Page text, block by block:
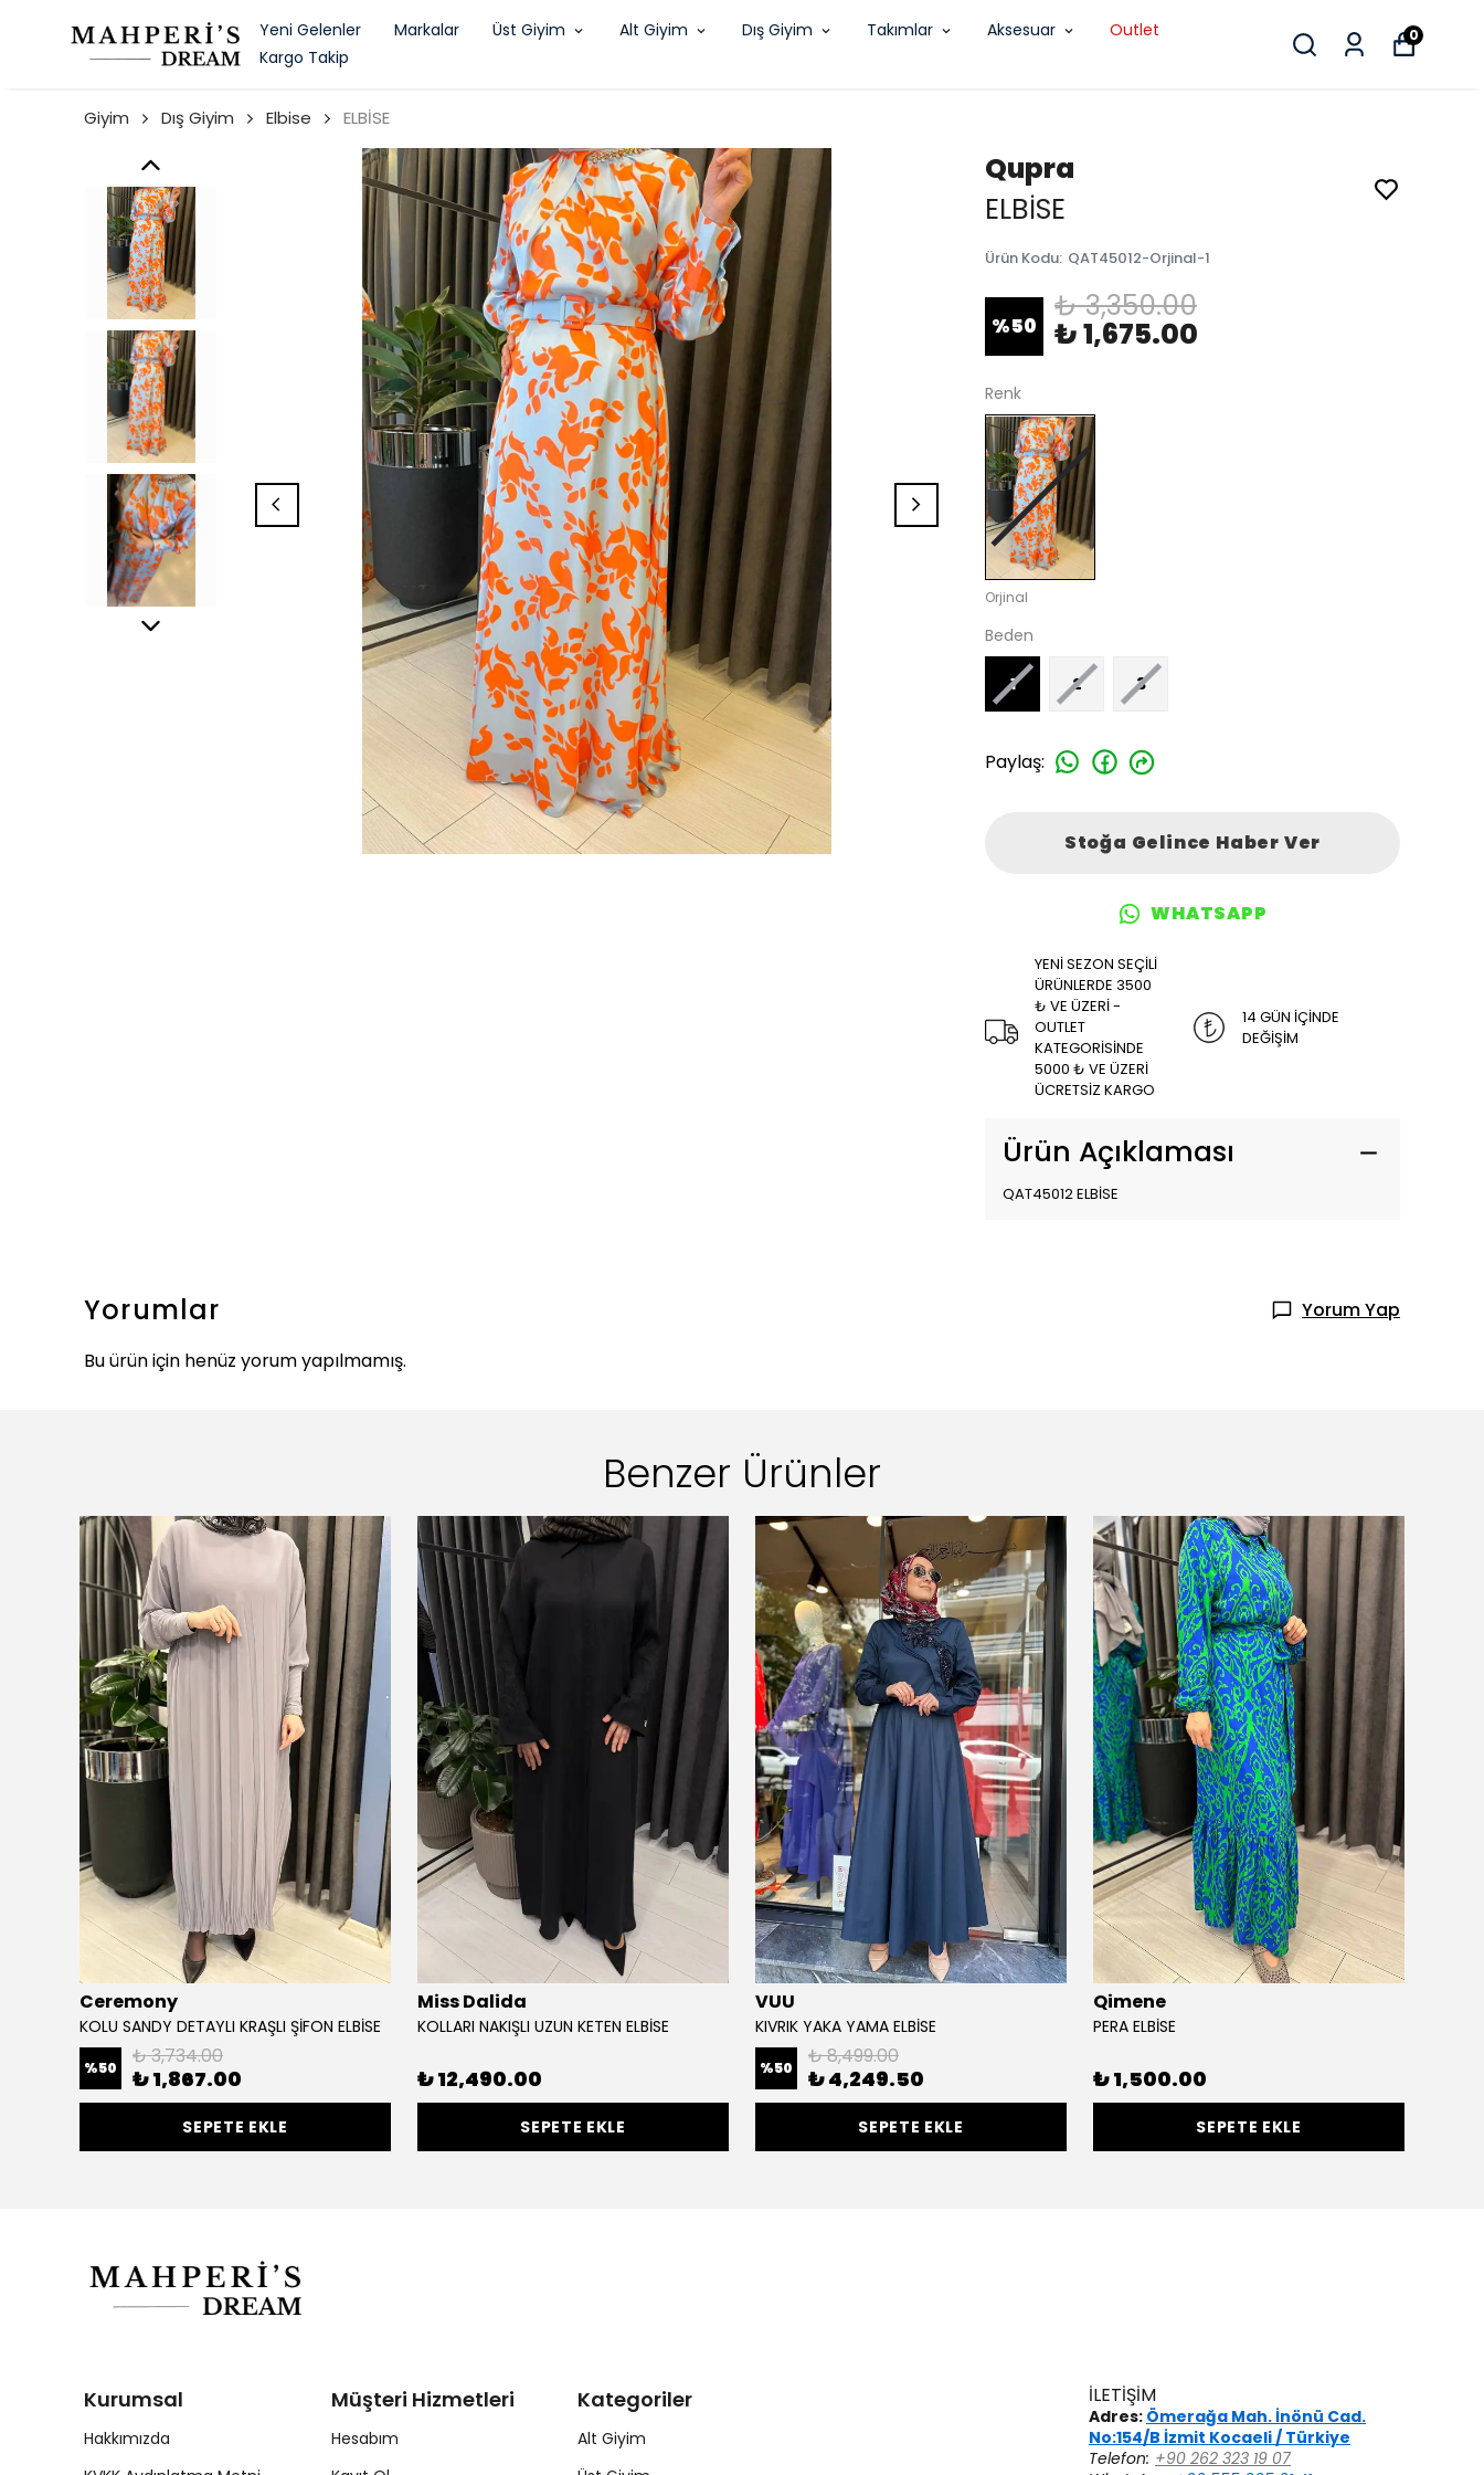
Yeni Gelenler Markalar Üst Giyim Alt Giyim Dış Giyim Takımlar Aksesuar
Outlet
Kargo Takip
0
Giyim Dış Giyim Elbise ELBİSE
Qupra
ELBİSE
Ürün Kodu: QAT45012-Orjinal-1
%50
₺ 3,350.00
₺ 1,675.00
Renk
Orjinal
Beden
1 2 3
Paylaş:
Stoğa Gelince Haber Ver
WHATSAPP
YENİ SEZON SEÇİLİ
ÜRÜNLERDE 3500
₺ VE ÜZERİ -
OUTLET
KATEGORİSİNDE
5000 ₺ VE ÜZERİ
ÜCRETSİZ KARGO
14 GÜN İÇİNDE
DEĞİŞİM
Ürün Açıklaması
QAT45012 ELBİSE
Yorumlar
Yorum Yap
Bu ürün için henüz yorum yapılmamış.
Benzer Ürünler
Ceremony
KOLU SANDY DETAYLI KRAŞLI ŞİFON ELBİSE
%50 ₺ 3,734.00
₺ 1,867.00
SEPETE EKLE
Miss Dalida
KOLLARI NAKIŞLI UZUN KETEN ELBİSE
₺ 12,490.00
SEPETE EKLE
VUU
KIVRIK YAKA YAMA ELBİSE
%50 ₺ 8,499.00
₺ 4,249.50
SEPETE EKLE
Qimene
PERA ELBİSE
₺ 1,500.00
SEPETE EKLE
Kurumsal
Hakkımızda
Müşteri Hizmetleri
Hesabım
Kategoriler
Alt Giyim
İLETİŞİM
Adres: Ömerağa Mah. İnönü Cad.
No:154/B İzmit Kocaeli / Türkiye
Telefon: +90 262 323 19 07